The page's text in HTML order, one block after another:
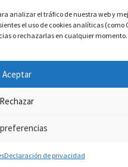
analizar el tráfico de nuestra web y
el uso de cookies analíticas (como
o rechazarlas en cualquier momento.
Aceptar
Rechazar